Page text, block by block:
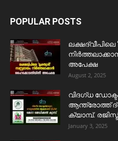
POPULAR POSTS
അപേക്ഷ
August 2, 2025
വിദഗ്ധ
ആന്ത്രോത്ത്
ക്യാമ്പ്.
January 3, 2025